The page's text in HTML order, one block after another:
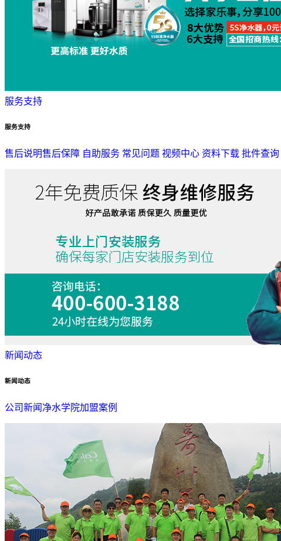
服务支持
服务支持
售后说明售后保障 自助服务 常见问题 视频中心 资料下载 批件查询
新闻动态
新闻动态
公司新闻 净水学院加盟案例